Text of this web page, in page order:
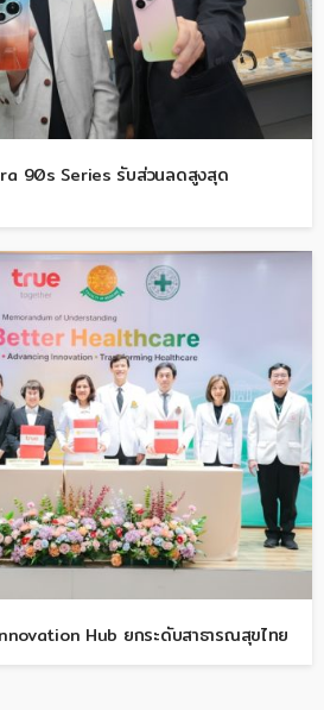
90s Series รับส่วนลดสูงสุด
Hub ยกระดับสาธารณสุขไทย